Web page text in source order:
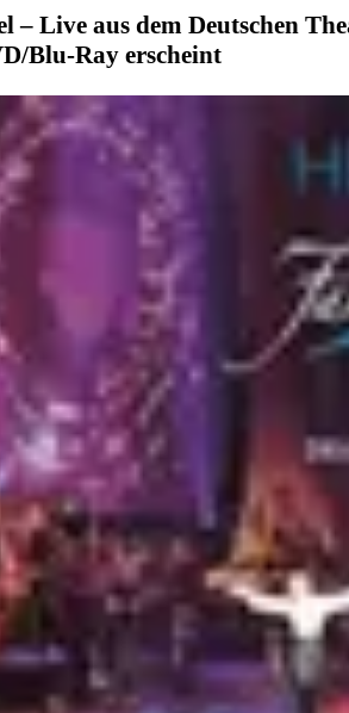
– Live aus dem Deutschen
Blu-Ray erscheint